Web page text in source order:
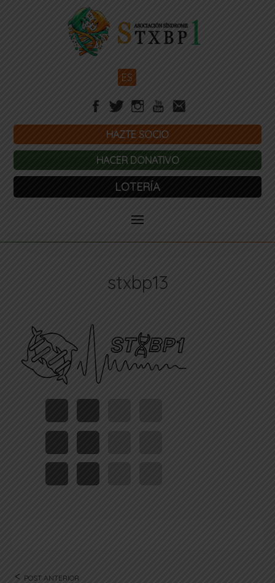
ES
HAZTE SOCIO
HACER DONATIVO
LOTERÍA
stxbp13
POST ANTERIOR